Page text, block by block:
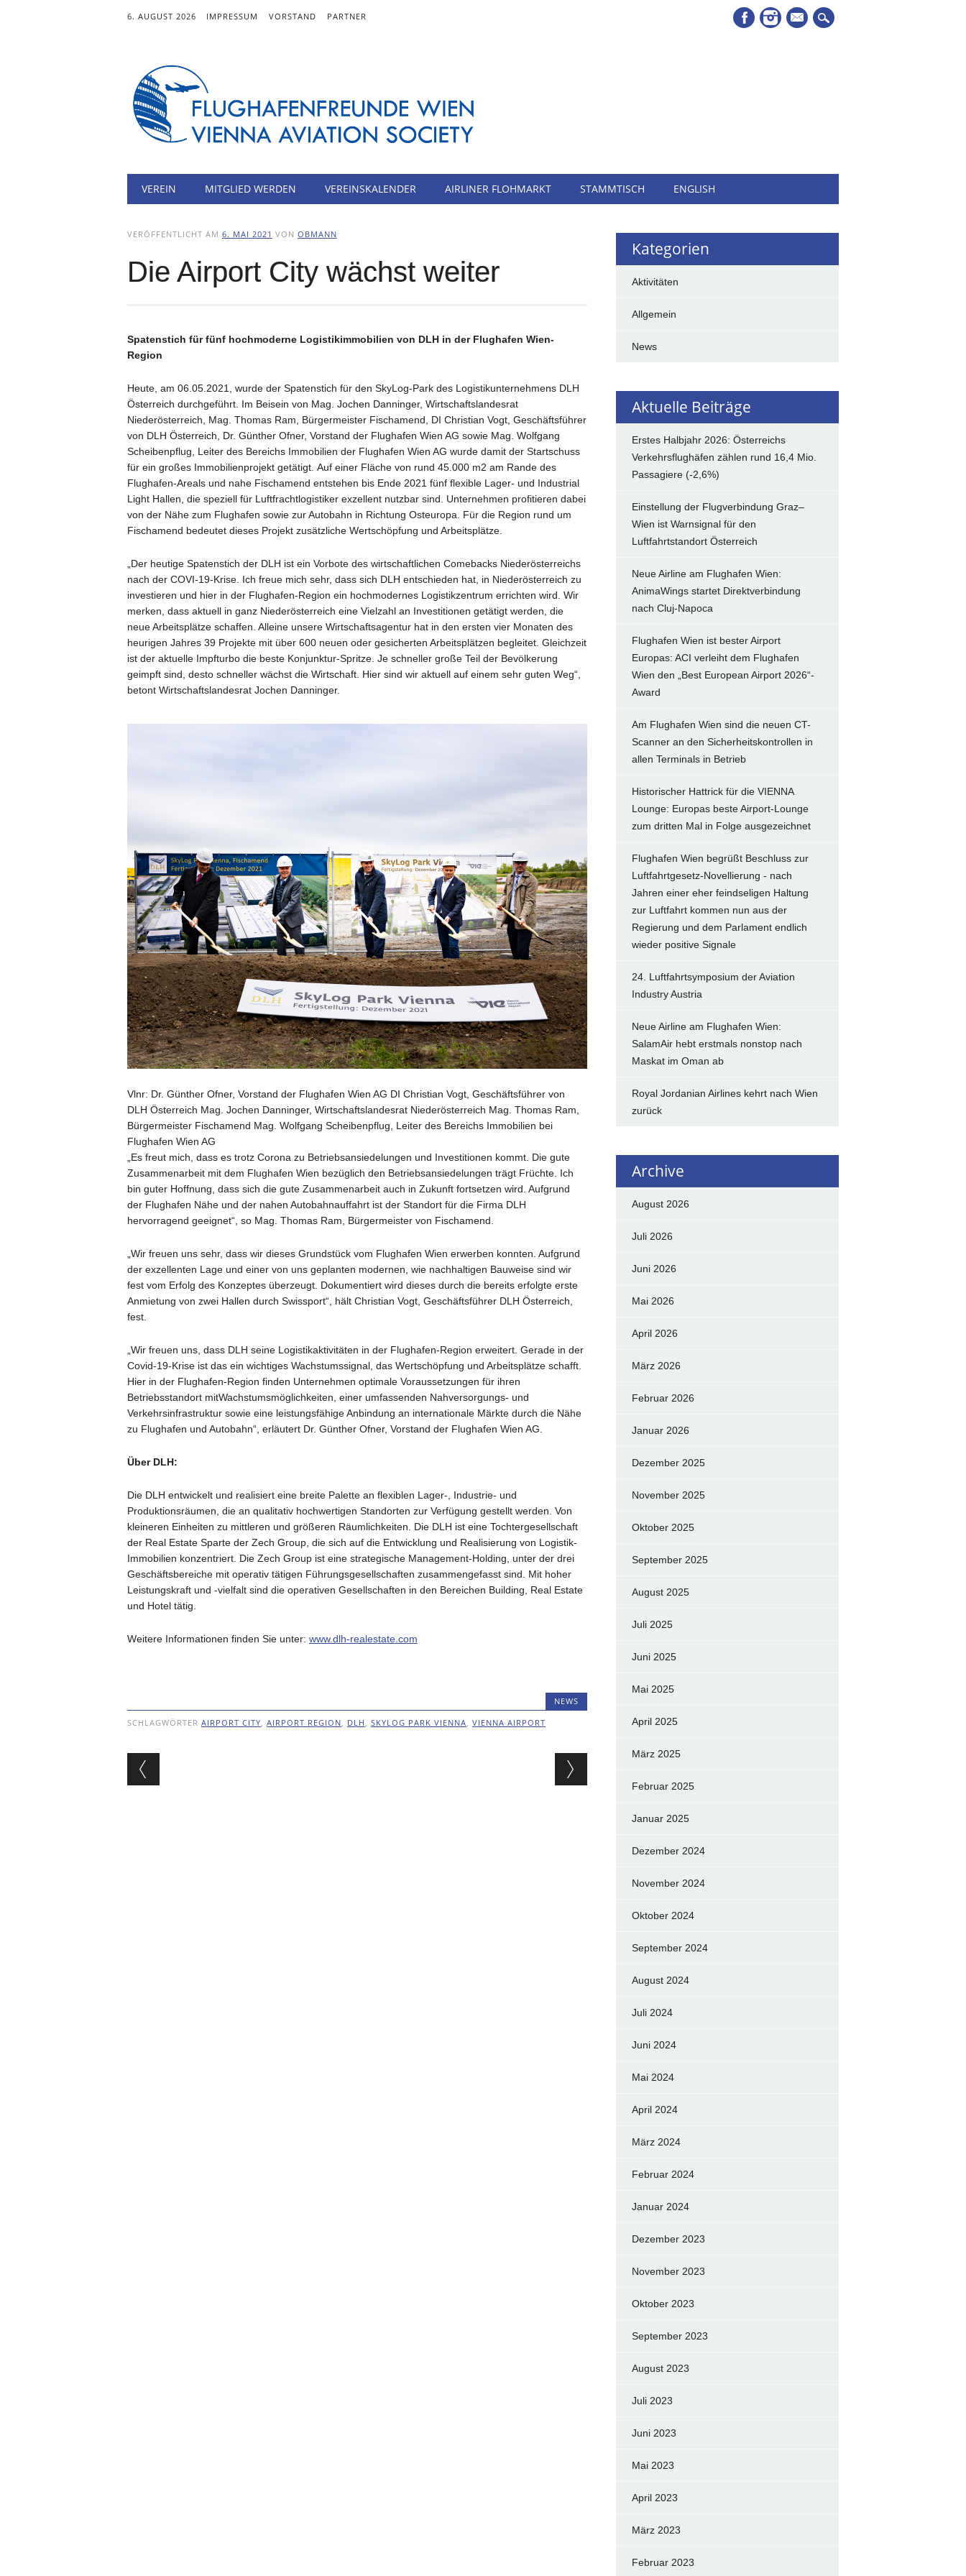
6. AUGUST 2026 IMPRESSUM VORSTAND PARTNER
Mail
Hauptmenü
Inhalt
VEREIN MITGLIED WERDEN VEREINSKALENDER AIRLINER FLOHMARKT STAMMTISCH ENGLISH
VERÖFFENTLICHT AM 6. MAI 2021 VON OBMANN
Die Airport City wächst weiter
Spatenstich für fünf hochmoderne Logistikimmobilien von DLH in der Flughafen Wien-
Region
Heute, am 06.05.2021, wurde der Spatenstich für den SkyLog-Park des Logistikunternehmens DLH
Österreich durchgeführt. Im Beisein von Mag. Jochen Danninger, Wirtschaftslandesrat
Niederösterreich, Mag. Thomas Ram, Bürgermeister Fischamend, DI Christian Vogt, Geschäftsführer
von DLH Österreich, Dr. Günther Ofner, Vorstand der Flughafen Wien AG sowie Mag. Wolfgang
Scheibenpflug, Leiter des Bereichs Immobilien der Flughafen Wien AG wurde damit der Startschuss
für ein großes Immobilienprojekt getätigt. Auf einer Fläche von rund 45.000 m2 am Rande des
Flughafen-Areals und nahe Fischamend entstehen bis Ende 2021 fünf flexible Lager- und Industrial
Light Hallen, die speziell für Luftfrachtlogistiker exzellent nutzbar sind. Unternehmen profitieren dabei
von der Nähe zum Flughafen sowie zur Autobahn in Richtung Osteuropa. Für die Region rund um
Fischamend bedeutet dieses Projekt zusätzliche Wertschöpfung und Arbeitsplätze.
„Der heutige Spatenstich der DLH ist ein Vorbote des wirtschaftlichen Comebacks Niederösterreichs
nach der COVI-19-Krise. Ich freue mich sehr, dass sich DLH entschieden hat, in Niederösterreich zu
investieren und hier in der Flughafen-Region ein hochmodernes Logistikzentrum errichten wird. Wir
merken, dass aktuell in ganz Niederösterreich eine Vielzahl an Investitionen getätigt werden, die
neue Arbeitsplätze schaffen. Alleine unsere Wirtschaftsagentur hat in den ersten vier Monaten des
heurigen Jahres 39 Projekte mit über 600 neuen oder gesicherten Arbeitsplätzen begleitet. Gleichzeit
ist der aktuelle Impfturbo die beste Konjunktur-Spritze. Je schneller große Teil der Bevölkerung
geimpft sind, desto schneller wächst die Wirtschaft. Hier sind wir aktuell auf einem sehr guten Weg“,
betont Wirtschaftslandesrat Jochen Danninger.
Vlnr: Dr. Günther Ofner, Vorstand der Flughafen Wien AG DI Christian Vogt, Geschäftsführer von
DLH Österreich Mag. Jochen Danninger, Wirtschaftslandesrat Niederösterreich Mag. Thomas Ram,
Bürgermeister Fischamend Mag. Wolfgang Scheibenpflug, Leiter des Bereichs Immobilien bei
Flughafen Wien AG
„Es freut mich, dass es trotz Corona zu Betriebsansiedelungen und Investitionen kommt. Die gute
Zusammenarbeit mit dem Flughafen Wien bezüglich den Betriebsansiedelungen trägt Früchte. Ich
bin guter Hoffnung, dass sich die gute Zusammenarbeit auch in Zukunft fortsetzen wird. Aufgrund
der Flughafen Nähe und der nahen Autobahnauffahrt ist der Standort für die Firma DLH
hervorragend geeignet“, so Mag. Thomas Ram, Bürgermeister von Fischamend.
„Wir freuen uns sehr, dass wir dieses Grundstück vom Flughafen Wien erwerben konnten. Aufgrund
der exzellenten Lage und einer von uns geplanten modernen, wie nachhaltigen Bauweise sind wir
fest vom Erfolg des Konzeptes überzeugt. Dokumentiert wird dieses durch die bereits erfolgte erste
Anmietung von zwei Hallen durch Swissport“, hält Christian Vogt, Geschäftsführer DLH Österreich,
fest.
„Wir freuen uns, dass DLH seine Logistikaktivitäten in der Flughafen-Region erweitert. Gerade in der
Covid-19-Krise ist das ein wichtiges Wachstumssignal, das Wertschöpfung und Arbeitsplätze schafft.
Hier in der Flughafen-Region finden Unternehmen optimale Voraussetzungen für ihren
Betriebsstandort mitWachstumsmöglichkeiten, einer umfassenden Nahversorgungs- und
Verkehrsinfrastruktur sowie eine leistungsfähige Anbindung an internationale Märkte durch die Nähe
zu Flughafen und Autobahn“, erläutert Dr. Günther Ofner, Vorstand der Flughafen Wien AG.
Über DLH:
Die DLH entwickelt und realisiert eine breite Palette an flexiblen Lager-, Industrie- und
Produktionsräumen, die an qualitativ hochwertigen Standorten zur Verfügung gestellt werden. Von
kleineren Einheiten zu mittleren und größeren Räumlichkeiten. Die DLH ist eine Tochtergesellschaft
der Real Estate Sparte der Zech Group, die sich auf die Entwicklung und Realisierung von Logistik-
Immobilien konzentriert. Die Zech Group ist eine strategische Management-Holding, unter der drei
Geschäftsbereiche mit operativ tätigen Führungsgesellschaften zusammengefasst sind. Mit hoher
Leistungskraft und -vielfalt sind die operativen Gesellschaften in den Bereichen Building, Real Estate
und Hotel tätig.
Weitere Informationen finden Sie unter: www.dlh-realestate.com
NEWS
SCHLAGWÖRTER AIRPORT CITY AIRPORT REGION DLH SKYLOG PARK VIENNA VIENNA AIRPORT
Beitragsnavigation
Kategorien
Aktivitäten
Allgemein
News
Aktuelle Beiträge
Erstes Halbjahr 2026: Österreichs
Verkehrsflughäfen zählen rund 16,4 Mio.
Passagiere (-2,6%)
Einstellung der Flugverbindung Graz–
Wien ist Warnsignal für den
Luftfahrtstandort Österreich
Neue Airline am Flughafen Wien:
AnimaWings startet Direktverbindung
nach Cluj-Napoca
Flughafen Wien ist bester Airport
Europas: ACI verleiht dem Flughafen
Wien den „Best European Airport 2026“-
Award
Am Flughafen Wien sind die neuen CT-
Scanner an den Sicherheitskontrollen in
allen Terminals in Betrieb
Historischer Hattrick für die VIENNA
Lounge: Europas beste Airport-Lounge
zum dritten Mal in Folge ausgezeichnet
Flughafen Wien begrüßt Beschluss zur
Luftfahrtgesetz-Novellierung - nach
Jahren einer eher feindseligen Haltung
zur Luftfahrt kommen nun aus der
Regierung und dem Parlament endlich
wieder positive Signale
24. Luftfahrtsymposium der Aviation
Industry Austria
Neue Airline am Flughafen Wien:
SalamAir hebt erstmals nonstop nach
Maskat im Oman ab
Royal Jordanian Airlines kehrt nach Wien
zurück
Archive
August 2026
Juli 2026
Juni 2026
Mai 2026
April 2026
März 2026
Februar 2026
Januar 2026
Dezember 2025
November 2025
Oktober 2025
September 2025
August 2025
Juli 2025
Juni 2025
Mai 2025
April 2025
März 2025
Februar 2025
Januar 2025
Dezember 2024
November 2024
Oktober 2024
September 2024
August 2024
Juli 2024
Juni 2024
Mai 2024
April 2024
März 2024
Februar 2024
Januar 2024
Dezember 2023
November 2023
Oktober 2023
September 2023
August 2023
Juli 2023
Juni 2023
Mai 2023
April 2023
März 2023
Februar 2023